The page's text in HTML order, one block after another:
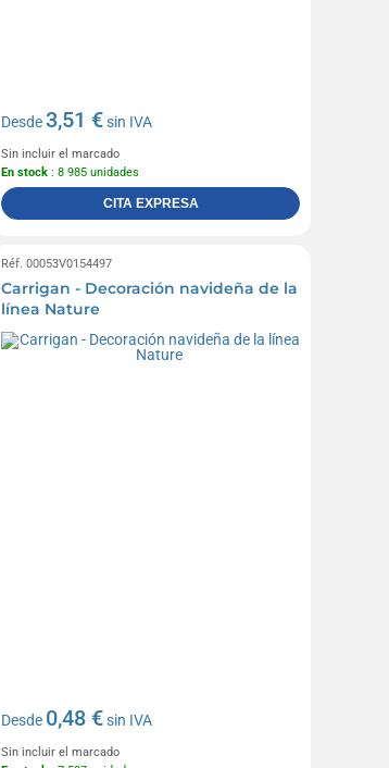
Desde3,51 €sin IVA
Sin incluir el marcado
En stock : 8 985 unidades
CITA EXPRESA
Réf. 00053V0154497
Carrigan - Decoración navideña de la
línea Nature
Desde 0,48 €sin IVA
Sin incluir el marcado